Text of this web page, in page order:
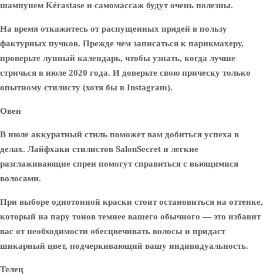
шампунем Kérastase и самомассаж будут очень полезны.
На время откажитесь от распущенных прядей в пользу
фактурных пучков. Прежде чем записаться к парикмахеру,
проверьте лунный календарь, чтобы узнать, когда лучше
стричься в июле 2020 года. И доверьте свою прическу только
опытному стилисту (хотя бы в Instagram).
Овен
В июле аккуратный стиль поможет вам добиться успеха в
делах. Лайфхаки стилистов SalonSecret и легкие
разглаживающие спреи помогут справиться с вьющимися
волосами.
При выборе однотонной краски стоит остановиться на оттенке,
который на пару тонов темнее вашего обычного — это избавит
вас от необходимости обесцвечивать волосы и придаст
шикарный цвет, подчеркивающий вашу индивидуальность.
Телец